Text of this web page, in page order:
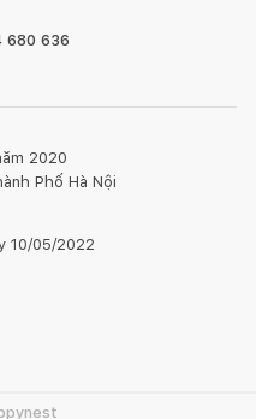
bề mặt gia nhiệt đồng
chín đều, không cần chờ
sơn tĩnh điện có khả
dễ vệ sinh. Nắp kính
bên trong.
680 636
2020
Phố Hà Nội
10/05/2022